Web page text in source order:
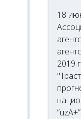
18
2019
“uzA+”.